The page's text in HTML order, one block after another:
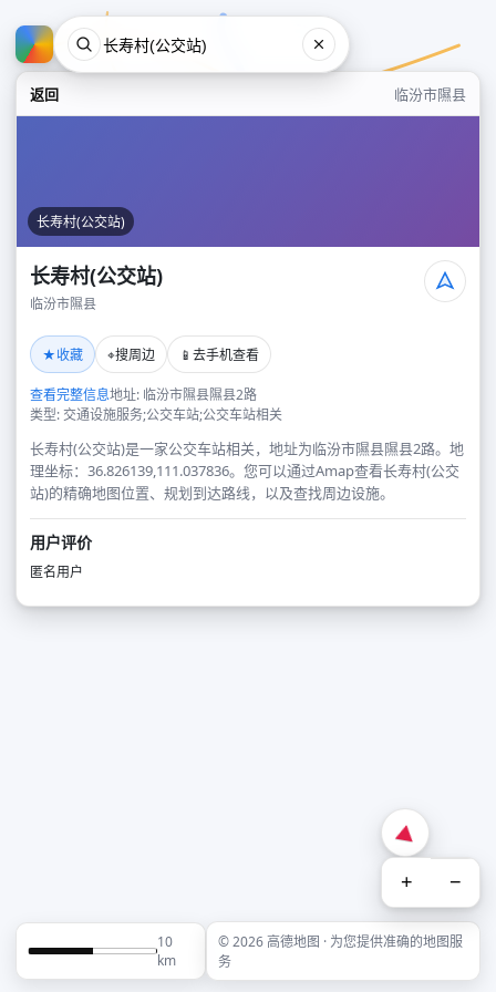
返回 临汾市隰县
长寿村(公交站)
长寿村(公交站)
临汾市隰县
★收藏 ⌖搜周边 📱 去手机查看
查看完整信息地址: 临汾市隰县隰县2路
类型: 交通设施服务;公交车站;公交车站相关
长寿村(公交站)是一家公交车站相关，地址为临汾市隰县隰县2路。地
理坐标：36.826139,111.037836。您可以通过Amap查看长寿村(公交
站)的精确地图位置、规划到达路线，以及查找周边设施。
用户评价
匿名用户
+ −
10
km
© 2026 高德地图 · 为您提供准确的地图服
务